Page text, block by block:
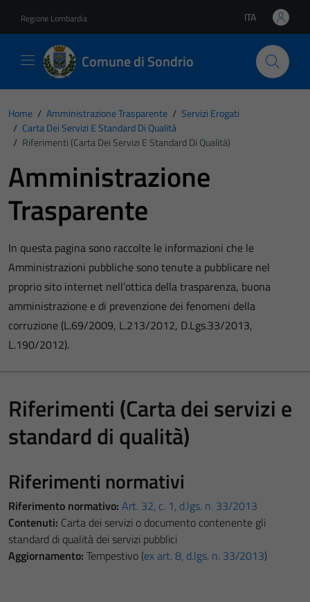
Regione Lombardia Lingua attiva:
ITA
Comune di Sondrio
Home / Amministrazione Trasparente / Servizi Erogati
/ Carta Dei Servizi E Standard Di Qualità
/ Riferimenti (Carta Dei Servizi E Standard Di Qualità)
Amministrazione
Trasparente
In questa pagina sono raccolte le informazioni che le
Amministrazioni pubbliche sono tenute a pubblicare nel
proprio sito internet nell’ottica della trasparenza, buona
amministrazione e di prevenzione dei fenomeni della
corruzione (L.69/2009, L.213/2012, D.Lgs.33/2013,
L.190/2012).
Riferimenti (Carta dei servizi e
standard di qualità)
Riferimenti normativi
Riferimento normativo: Art. 32, c. 1, d.lgs. n. 33/2013
Contenuti: Carta dei servizi o documento contenente gli
standard di qualità dei servizi pubblici
Aggiornamento: Tempestivo (ex art. 8, d.lgs. n. 33/2013)